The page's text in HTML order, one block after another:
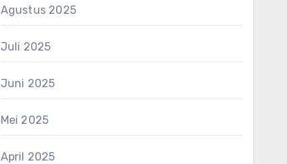
Agustus 2025
Juli 2025
Juni 2025
Mei 2025
April 2025